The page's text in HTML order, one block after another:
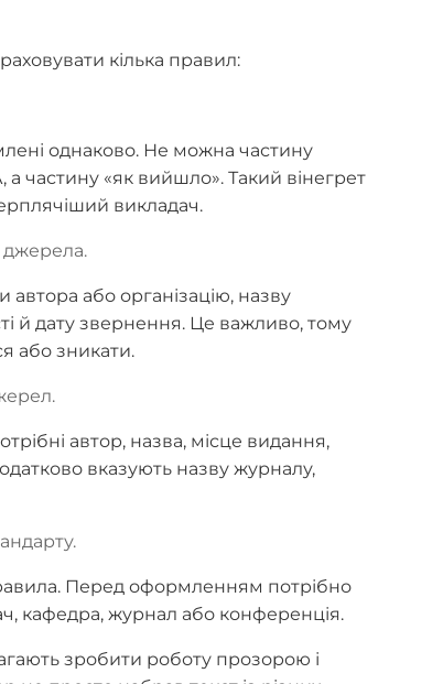
кілька правил:
однаково. Не можна частину
частину «як вийшло». Такий вінегрет
викладач.
автора або організацію, назву
й дату звернення. Це важливо, тому
або зникати.
автор, назва, місце видання,
вказують назву журналу,
Перед оформленням потрібно
кафедра, журнал або конференція.
зробити роботу прозорою і